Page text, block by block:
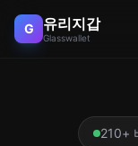
G 유리지갑
Glasswallet
210+